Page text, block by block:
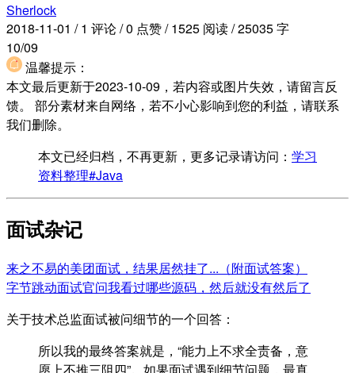
Sherlock
2018-11-01 / 1 评论/0 点赞/ 1525 阅读/25035 字
10/09
温馨提示：
本文最后更新于2023-10-09，若内容或图片失效，请留言反
馈。 部分素材来自网络，若不小心影响到您的利益，请联系
我们删除。
本文已经归档，不再更新，更多记录请访问： 学习
资料整理#Java
面试杂记
来之不易的美团面试，结果居然挂了...（附面试答案）
字节跳动面试官问我看过哪些源码，然后就没有然后了
关于技术总监面试被问细节的一个回答：
所以我的最终答案就是，“能力上不求全责备，意